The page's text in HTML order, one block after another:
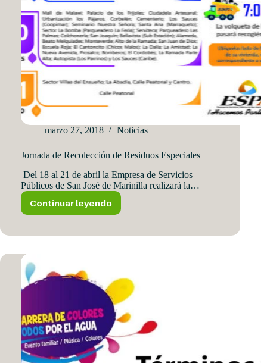
marzo 27, 2018 Noticias
Jornada de Recolección de Residuos Especiales
Del 18 al 21 de abril la Empresa de Servicios
Públicos de San José de Marinilla realizará la…
Continuar leyendo
Jornada
de
de